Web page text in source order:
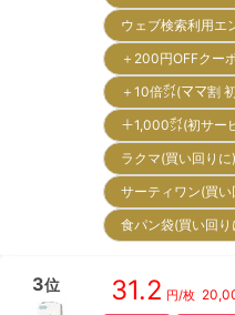
ウェブ検索利用
＋200円OFFク
＋10倍㌽(ママ割
＋1,000㌽(初サ
ラクマ(買い回り
サーティワン(買
食パン袋(買い回
3位 31.2 円/枚